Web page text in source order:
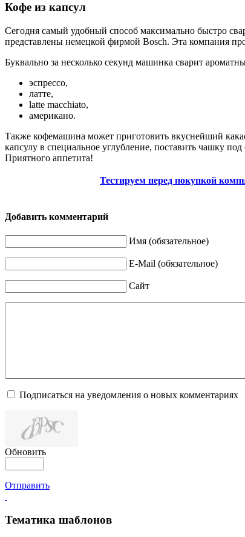
Кофе из капсул
Сегодня самый удобный способ максимально быстро
представлены немецкой фирмой Bosch. Эта компания
Буквально за несколько секунд машинка сварит
эспрессо,
латте,
latte macchiato,
американо.
Также кофемашина может приготовить вкуснейший
капсулу в специальное углубление, поставить чашку
Приятного аппетита!
Тестируем перед покупкой
Добавить комментарий
Имя (обязательное)
E-Mail (обязательное)
Сайт
Подписаться на уведомления о новых комментариях
Обновить
Отправить
Тематика шаблонов